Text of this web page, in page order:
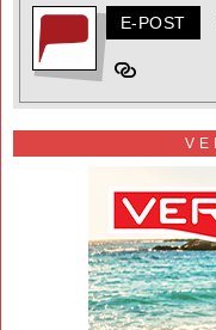
E-POST